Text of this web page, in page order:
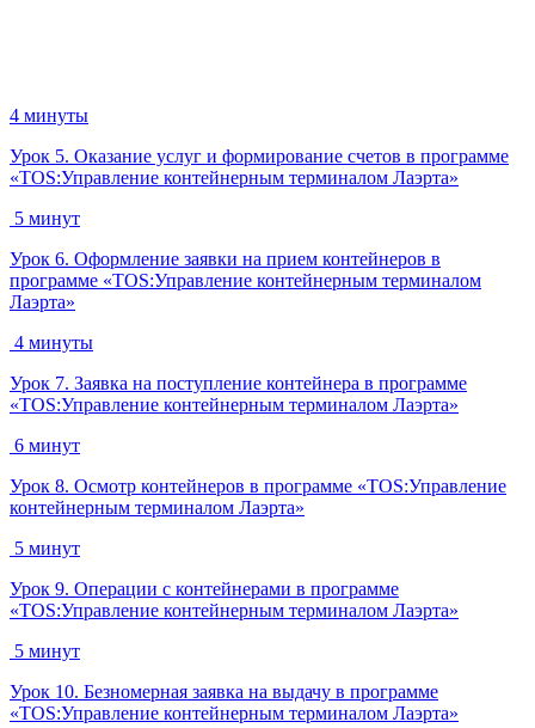
4 минуты
Урок 5. Оказание услуг и формирование счетов в программе
«TOS:Управление контейнерным терминалом Лаэрта»
5 минут
Урок 6. Оформление заявки на прием контейнеров в
программе «TOS:Управление контейнерным терминалом
Лаэрта»
4 минуты
Урок 7. Заявка на поступление контейнера в программе
«TOS:Управление контейнерным терминалом Лаэрта»
6 минут
Урок 8. Осмотр контейнеров в программе «TOS:Управление
контейнерным терминалом Лаэрта»
5 минут
Урок 9. Операции с контейнерами в программе
«TOS:Управление контейнерным терминалом Лаэрта»
5 минут
Урок 10. Безномерная заявка на выдачу в программе
«TOS:Управление контейнерным терминалом Лаэрта»